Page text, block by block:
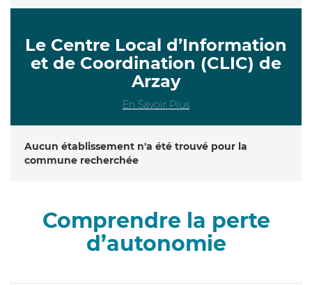
Le Centre Local d’Information
et de Coordination (CLIC) de
Arzay
En Savoir Plus
Aucun établissement n'a été trouvé pour la
commune recherchée
Comprendre la perte
d’autonomie